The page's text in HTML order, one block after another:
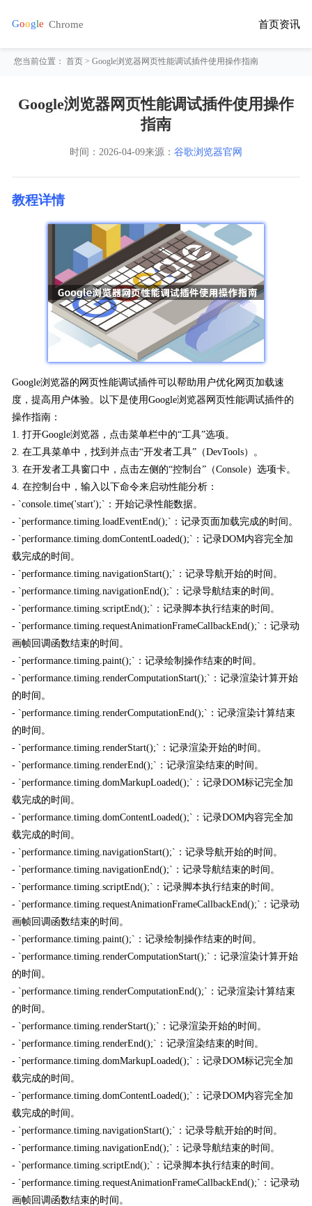
首页资讯
您当前位置：首页 > Google浏览器网页性能调试插件使用操作指南
Google浏览器网页性能调试插件使用操作
指南
时间： 2026-04-09来源： 谷歌浏览器官网
教程详情
Google浏览器的网页性能调试插件可以帮助用户优化网页加载速
度，提高用户体验。以下是使用Google浏览器网页性能调试插件的
操作指南：
1. 打开Google浏览器，点击菜单栏中的“工具”选项。
2. 在工具菜单中，找到并点击“开发者工具”（DevTools）。
3. 在开发者工具窗口中，点击左侧的“控制台”（Console）选项卡。
4. 在控制台中，输入以下命令来启动性能分析：
- `console.time('start');`：开始记录性能数据。
- `performance.timing.loadEventEnd();`：记录页面加载完成的时间。
- `performance.timing.domContentLoaded();`：记录DOM内容完全加
载完成的时间。
- `performance.timing.navigationStart();`：记录导航开始的时间。
- `performance.timing.navigationEnd();`：记录导航结束的时间。
- `performance.timing.scriptEnd();`：记录脚本执行结束的时间。
- `performance.timing.requestAnimationFrameCallbackEnd();`：记录动
画帧回调函数结束的时间。
- `performance.timing.paint();`：记录绘制操作结束的时间。
- `performance.timing.renderComputationStart();`：记录渲染计算开始
的时间。
- `performance.timing.renderComputationEnd();`：记录渲染计算结束
的时间。
- `performance.timing.renderStart();`：记录渲染开始的时间。
- `performance.timing.renderEnd();`：记录渲染结束的时间。
- `performance.timing.domMarkupLoaded();`：记录DOM标记完全加
载完成的时间。
- `performance.timing.domContentLoaded();`：记录DOM内容完全加
载完成的时间。
- `performance.timing.navigationStart();`：记录导航开始的时间。
- `performance.timing.navigationEnd();`：记录导航结束的时间。
- `performance.timing.scriptEnd();`：记录脚本执行结束的时间。
- `performance.timing.requestAnimationFrameCallbackEnd();`：记录动
画帧回调函数结束的时间。
- `performance.timing.paint();`：记录绘制操作结束的时间。
- `performance.timing.renderComputationStart();`：记录渲染计算开始
的时间。
- `performance.timing.renderComputationEnd();`：记录渲染计算结束
的时间。
- `performance.timing.renderStart();`：记录渲染开始的时间。
- `performance.timing.renderEnd();`：记录渲染结束的时间。
- `performance.timing.domMarkupLoaded();`：记录DOM标记完全加
载完成的时间。
- `performance.timing.domContentLoaded();`：记录DOM内容完全加
载完成的时间。
- `performance.timing.navigationStart();`：记录导航开始的时间。
- `performance.timing.navigationEnd();`：记录导航结束的时间。
- `performance.timing.scriptEnd();`：记录脚本执行结束的时间。
- `performance.timing.requestAnimationFrameCallbackEnd();`：记录动
画帧回调函数结束的时间。